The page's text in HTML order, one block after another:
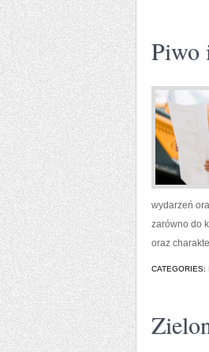
Piwo
wydarzeń
zarówno do
oraz
CATEGORIES: